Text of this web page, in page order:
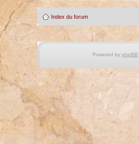
Index du forum
Powered by phpBB